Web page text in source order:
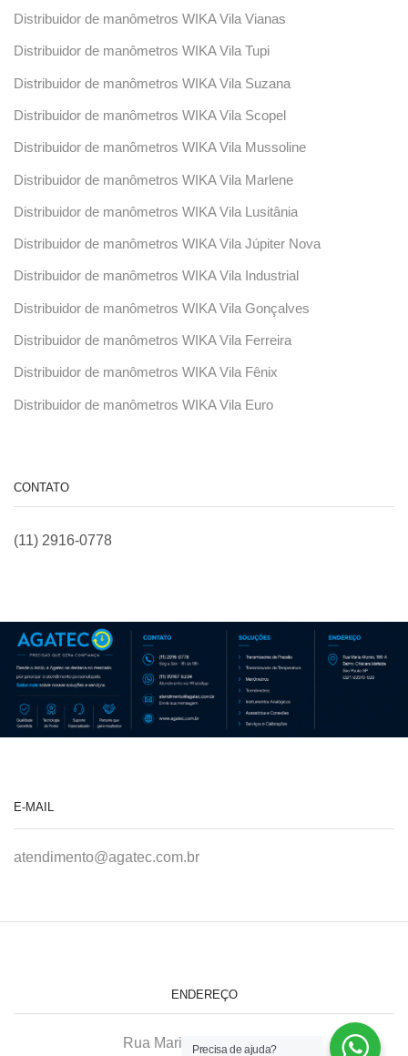
Distribuidor de manômetros WIKA Vila Vianas
Distribuidor de manômetros WIKA Vila Tupi
Distribuidor de manômetros WIKA Vila Suzana
Distribuidor de manômetros WIKA Vila Scopel
Distribuidor de manômetros WIKA Vila Mussoline
Distribuidor de manômetros WIKA Vila Marlene
Distribuidor de manômetros WIKA Vila Lusitânia
Distribuidor de manômetros WIKA Vila Júpiter Nova
Distribuidor de manômetros WIKA Vila Industrial
Distribuidor de manômetros WIKA Vila Gonçalves
Distribuidor de manômetros WIKA Vila Ferreira
Distribuidor de manômetros WIKA Vila Fênix
Distribuidor de manômetros WIKA Vila Euro
CONTATO
(11) 2916-0778
E-MAIL
atendimento@agatec.com.br
ENDEREÇO
Rua Maria Afonso, 166-A
Precisa de ajuda?